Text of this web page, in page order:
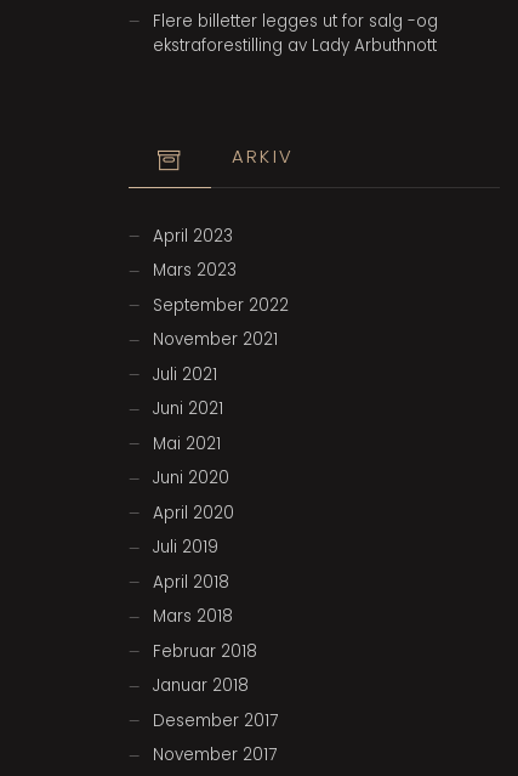
Flere billetter legges ut for salg -og
ekstraforestilling av Lady Arbuthnott
ARKIV
April 2023
Mars 2023
September 2022
November 2021
Juli 2021
Juni 2021
Mai 2021
Juni 2020
April 2020
Juli 2019
April 2018
Mars 2018
Februar 2018
Januar 2018
Desember 2017
November 2017